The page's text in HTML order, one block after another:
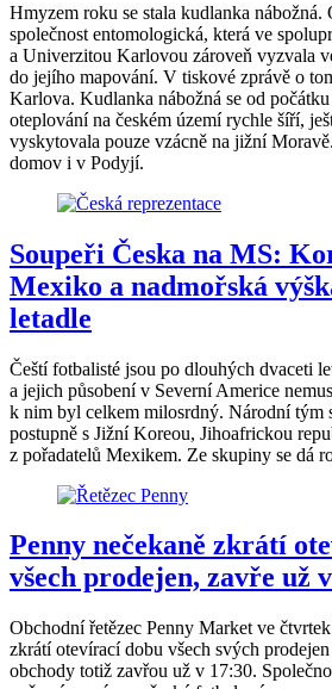
Hmyzem roku se stala kudlanka nábožná.
společnost entomologická, která ve
a Univerzitou Karlovou zároveň vyzvala
do jejího mapování. V tiskové zprávě o
Karlova. Kudlanka nábožná se od
oteplování na českém území rychle šíří,
vyskytovala pouze vzácně na jižní
domov i v Podyjí.
Soupeři Česka na MS:
Mexiko a nadmořská
letadle
Čeští fotbalisté jsou po dlouhých dvaceti
a jejich působení v Severní Americe
k nim byl celkem milosrdný. Národní tým
postupně s Jižní Koreou, Jihoafrickou
z pořadatelů Mexikem. Ze skupiny se dá
Penny nečekaně zkrátí
všech prodejen, zavře už
Obchodní řetězec Penny Market ve
zkrátí otevírací dobu všech svých
obchody totiž zavřou už v 17:30.